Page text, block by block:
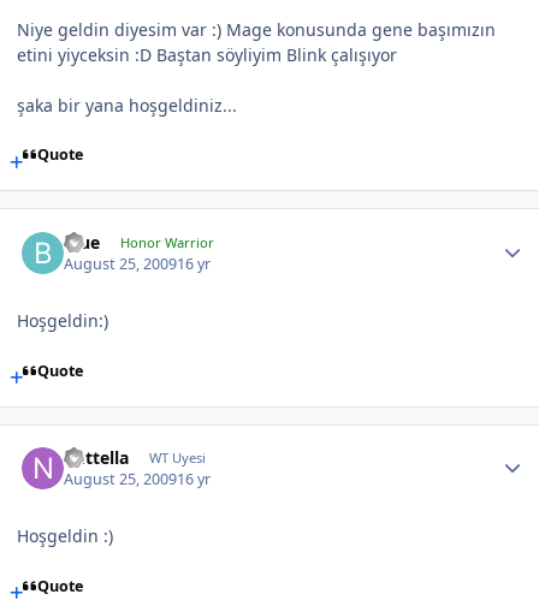
Niye geldin diyesim var :) Mage konusunda gene başımızın
etini yiyceksin :D Baştan söyliyim Blink çalışıyor
şaka bir yana hoşgeldiniz...
Quote
Blue Honor Warrior
August 25, 200916 yr
Hoşgeldin:)
Quote
nuttella WT Uyesi
August 25, 200916 yr
Hoşgeldin :)
Quote